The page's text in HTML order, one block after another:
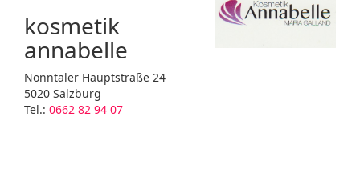
kosmetik
annabelle
Nonntaler Hauptstraße 24
5020 Salzburg
Tel.: 0662 82 94 07